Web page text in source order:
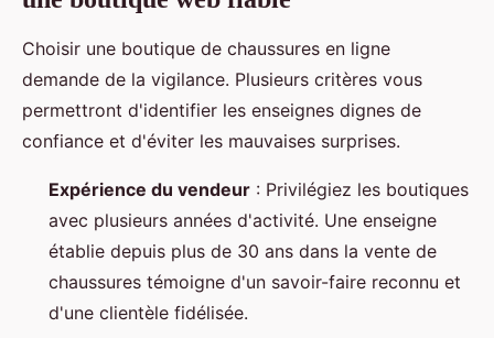
Choisir une boutique de chaussures en ligne
demande de la vigilance. Plusieurs critères vous
permettront d'identifier les enseignes dignes de
confiance et d'éviter les mauvaises surprises.
Expérience du vendeur : Privilégiez les boutiques
avec plusieurs années d'activité. Une enseigne
établie depuis plus de 30 ans dans la vente de
chaussures témoigne d'un savoir-faire reconnu et
d'une clientèle fidélisée.